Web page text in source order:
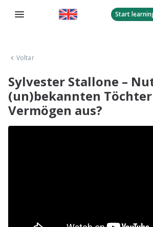
Start
Voltar
Sylvester Stallone –
(un)bekannten
Vermögen aus?